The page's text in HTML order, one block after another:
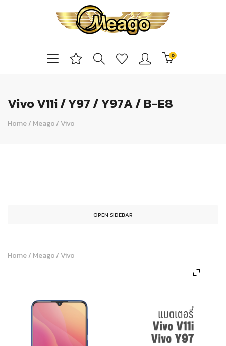
0
Vivo V11i / Y97 / Y97A / B-E8
Home/ Meago/ Vivo
OPEN SIDEBAR
Home/ Meago/ Vivo